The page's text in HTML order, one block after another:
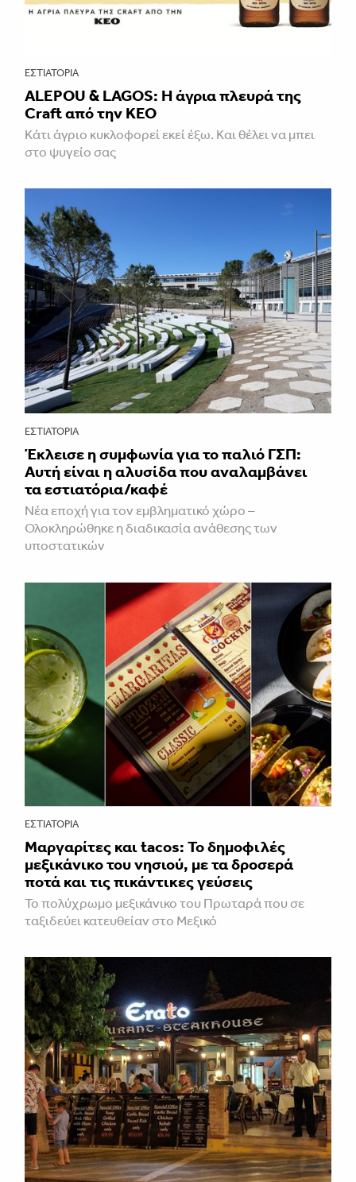
ΕΣΤΙΑΤΌΡΙΑ
ALEPOU & LAGOS: Η άγρια πλευρά της
Craft από την ΚΕΟ
Κάτι άγριο κυκλοφορεί εκεί έξω. Και θέλει να μπει
στο ψυγείο σας
ΕΣΤΙΑΤΌΡΙΑ
Έκλεισε η συμφωνία για το παλιό ΓΣΠ:
Αυτή είναι η αλυσίδα που αναλαμβάνει
τα εστιατόρια/καφέ
Νέα εποχή για τον εμβληματικό χώρο –
Ολοκληρώθηκε η διαδικασία ανάθεσης των
υποστατικών
ΕΣΤΙΑΤΌΡΙΑ
Μαργαρίτες και tacos: Το δημοφιλές
μεξικάνικο του νησιού, με τα δροσερά
ποτά και τις πικάντικες γεύσεις
Το πολύχρωμο μεξικάνικο του Πρωταρά που σε
ταξιδεύει κατευθείαν στο Μεξικό